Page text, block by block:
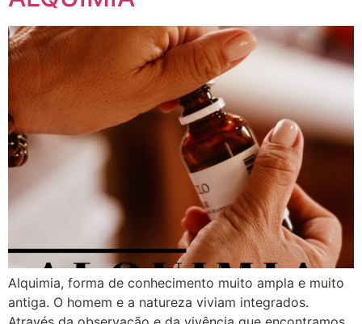
Alquimia, forma de conhecimento muito ampla e muito
antiga. O homem e a natureza viviam integrados.